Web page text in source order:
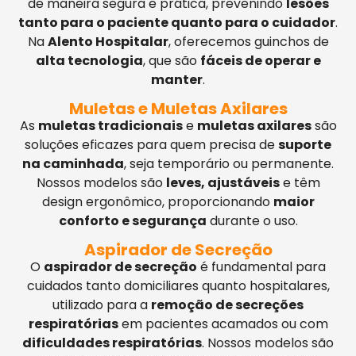
tanto para o paciente quanto para o cuidador.
NaAlento Hospitalar, oferecemos guinchos de
alta tecnologia, que são fáceis de operar e
manter.
Muletas e Muletas Axilares
As muletas tradicionaise muletas axilaressão
soluções eficazes para quem precisa desuporte
na caminhada, seja temporário ou permanente.
Nossos modelos são leves, ajustáveise têm
design ergonômico, proporcionando maior
conforto e segurança durante o uso.
Aspirador de Secreção
O aspirador de secreção é fundamental para
cuidados tanto domiciliares quanto hospitalares,
utilizado para a remoção de secreções
respiratóriasem pacientes acamados ou com
dificuldades respiratórias. Nossos modelos são